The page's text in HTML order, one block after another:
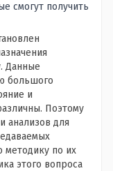
смогут получить
Данные
большого
и
Поэтому
анализов для
методику по их
этого вопроса